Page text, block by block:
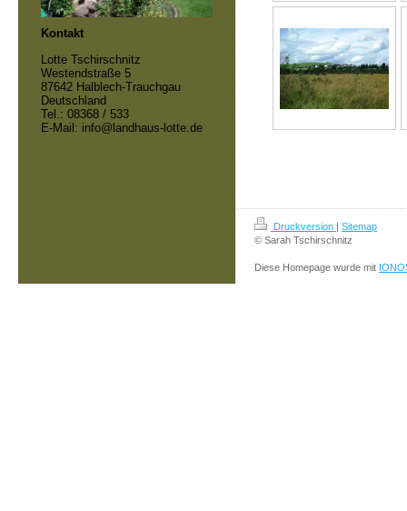
Kontakt
Lotte Tschirschnitz
Westendstraße 5
87642 Halblech-Trauchgau
Deutschland
Tel.: 08368 / 533
E-Mail: info@landhaus-lotte.de
Druckversion
Sitemap
© Sarah Tschirschnitz
Diese Homepage wurde mit